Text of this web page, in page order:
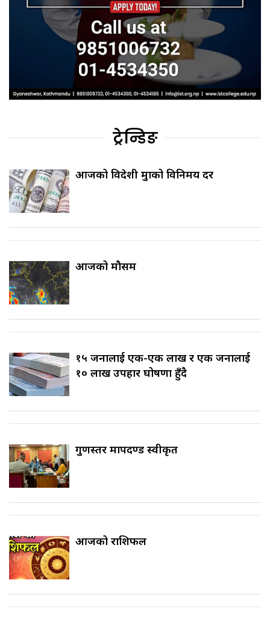
ट्रेन्डिङ
आजको विदेशी मुद्राको विनिमय दर
आजको मौसम
१५ जनालाई एक-एक लाख र एक जनालाई
१० लाख उपहार घोषणा हुँदै
गुणस्तर मापदण्ड स्वीकृत
आजको राशिफल